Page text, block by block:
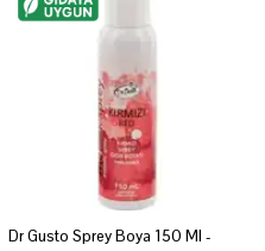
Dr Gusto Sprey Boya 150 Ml -